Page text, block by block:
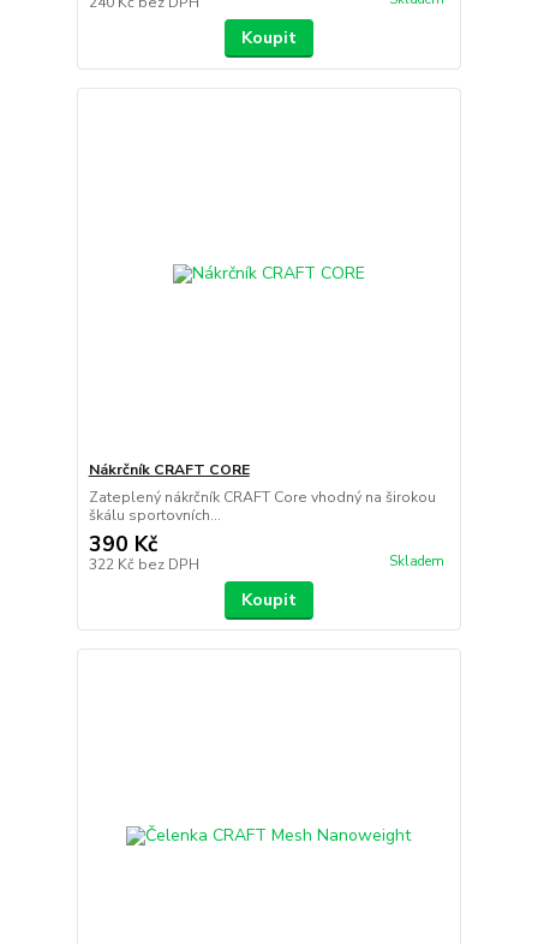
Koupit
Nákrčník CRAFT CORE
Zateplený nákrčník CRAFT Core vhodný na širokou
škálu sportovních...
390 Kč
322 Kč bez DPH Skladem
Koupit